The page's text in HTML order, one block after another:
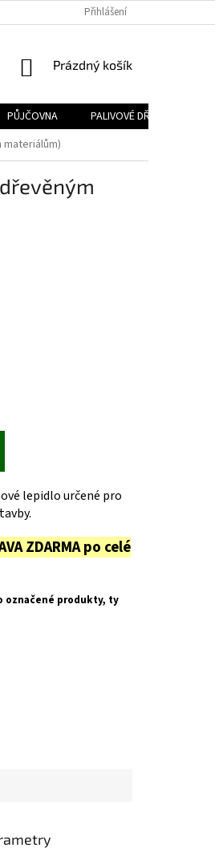
Přihlášení
NÁKUPNÍ
Prázdný košík
PŮJČOVNA PALIVOVÉ DŘEVO
materiálům)
lepidlo určené pro
ZDARMA po celé
označené produkty, ty